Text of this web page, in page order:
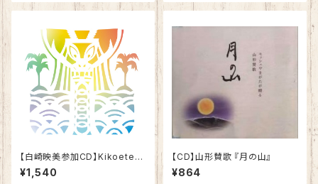
【白崎映美参加CD】Kikoeteku
ru Naminoyouni 聞こえてくる
波のように／Boom Pam
¥1,540
【CD】山形賛歌 『月の山』
¥864